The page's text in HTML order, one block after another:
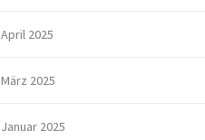
April 2025
März 2025
Januar 2025